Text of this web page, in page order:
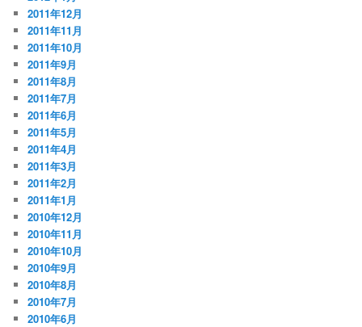
2011年12月
2011年11月
2011年10月
2011年9月
2011年8月
2011年7月
2011年6月
2011年5月
2011年4月
2011年3月
2011年2月
2011年1月
2010年12月
2010年11月
2010年10月
2010年9月
2010年8月
2010年7月
2010年6月